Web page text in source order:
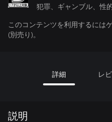
犯罪、ギャンブル、性
このコンテンツを利用するには
(別売り)。
詳細 レ
説明